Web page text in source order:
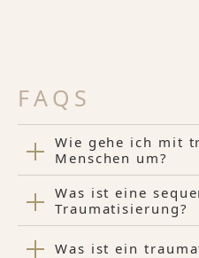
FAQS
Wie gehe ich mit
Menschen um?
Was ist eine
Traumatisierung?
Was ist ein